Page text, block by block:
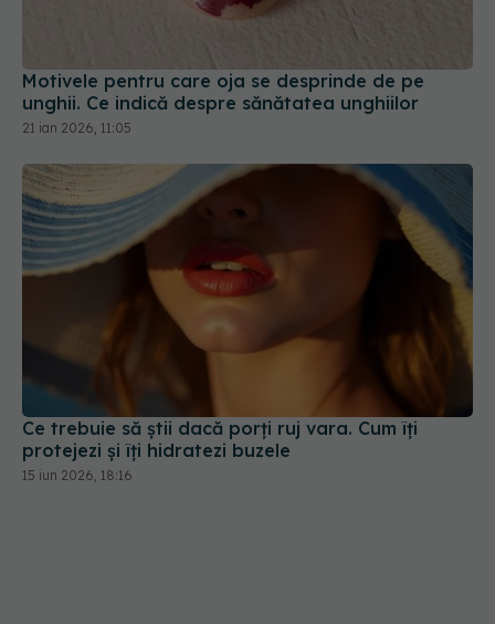
unghii. Ce indică despre sănătatea unghiilor
21 ian 2026, 11:05
Ce trebuie să știi dacă porți ruj vara. Cum îți
protejezi și îți hidratezi buzele
15 iun 2026, 18:16